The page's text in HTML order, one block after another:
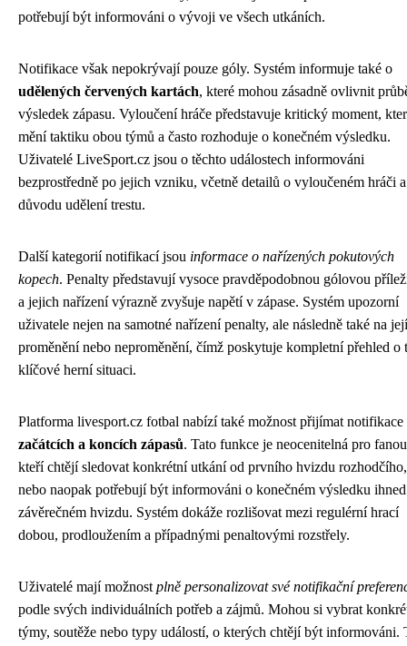
potřebují být informováni o vývoji ve všech utkáních.
Notifikace však nepokrývají pouze góly. Systém informuje také o
udělených červených kartách, které mohou zásadně ovlivnit
výsledek zápasu. Vyloučení hráče představuje kritický moment,
mění taktiku obou týmů a často rozhoduje o konečném výsledku.
Uživatelé LiveSport.cz jsou o těchto událostech informováni
bezprostředně po jejich vzniku, včetně detailů o vyloučeném hráči a
důvodu udělení trestu.
Další kategorií notifikací jsou informace o nařízených pokutových
kopech. Penalty představují vysoce pravděpodobnou gólovou
a jejich nařízení výrazně zvyšuje napětí v zápase. Systém upozorní
uživatele nejen na samotné nařízení penalty, ale následně také na její
proměnění nebo neproměnění, čímž poskytuje kompletní přehled o
klíčové herní situaci.
Platforma livesport.cz fotbal nabízí také možnost přijímat notifikace
začátcích a koncích zápasů. Tato funkce je neocenitelná pro
kteří chtějí sledovat konkrétní utkání od prvního hvizdu rozhodčího,
nebo naopak potřebují být informováni o konečném výsledku
závěrečném hvizdu. Systém dokáže rozlišovat mezi regulérní hrací
dobou, prodloužením a případnými penaltovými rozstřely.
Uživatelé mají možnost plně personalizovat své notifikační
podle svých individuálních potřeb a zájmů. Mohou si vybrat
týmy, soutěže nebo typy událostí, o kterých chtějí být informováni.